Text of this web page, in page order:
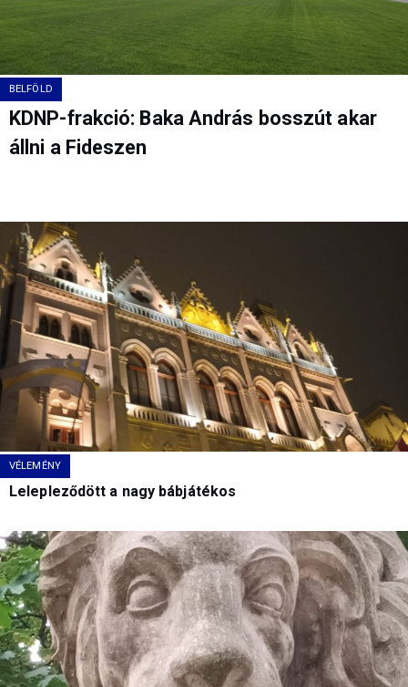
BELFÖLD
KDNP-frakció: Baka András bosszút akar
állni a Fideszen
VÉLEMÉNY
Lelepleződött a nagy bábjátékos